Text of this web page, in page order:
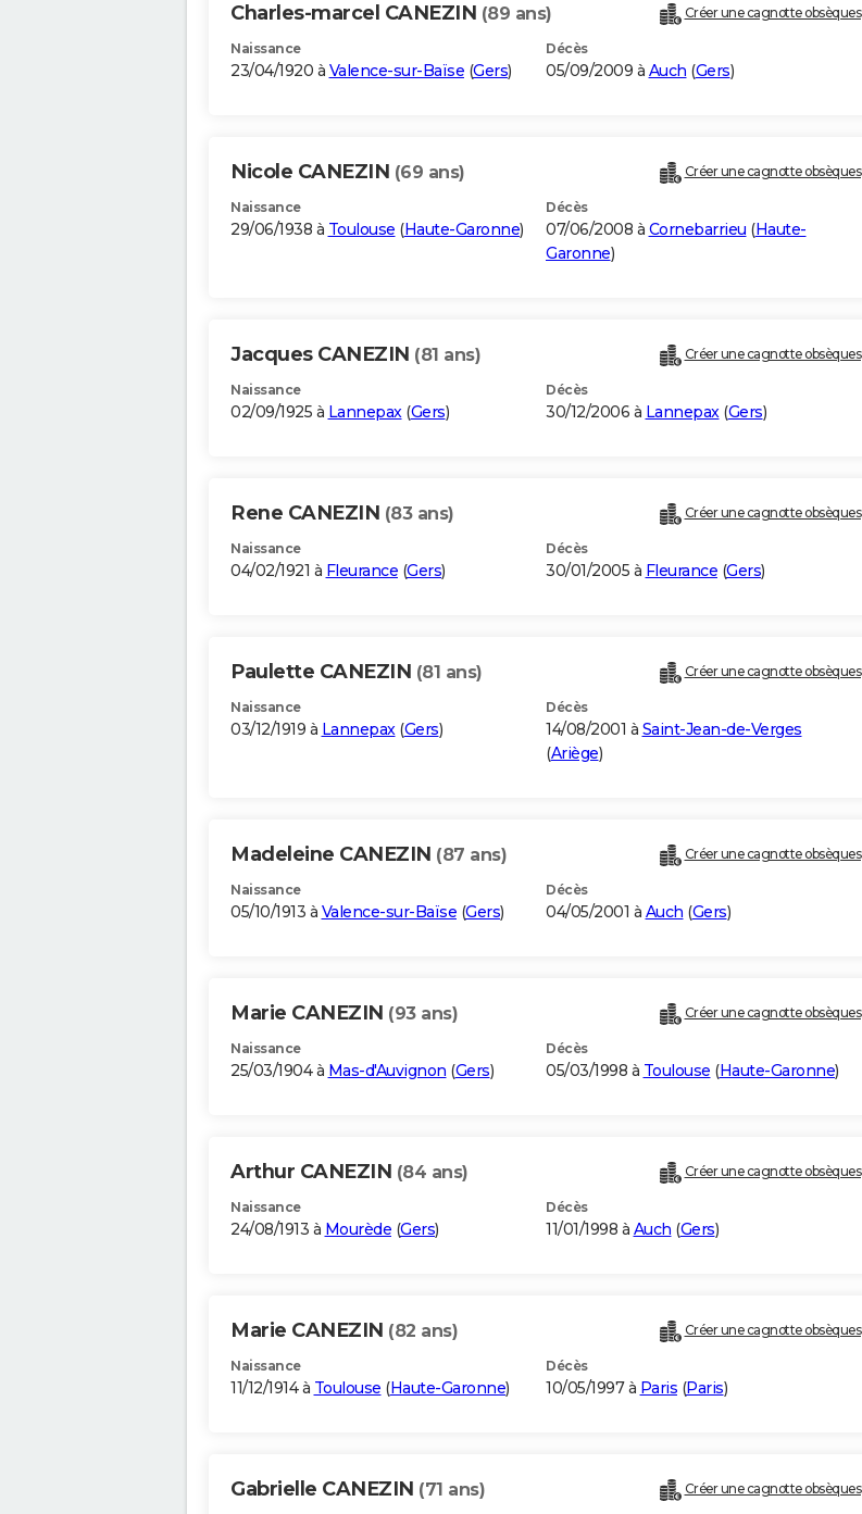
Charles-marcel CANEZIN (89 ans) Créer une cagnotte obsèques
Naissance
23/04/1920 à Valence-sur-Baïse (Gers)
Décès
05/09/2009 à Auch (Gers)
Nicole CANEZIN (69 ans) Créer une cagnotte obsèques
Naissance
29/06/1938 à Toulouse (Haute-Garonne)
Décès
07/06/2008 à Cornebarrieu (Haute-
Garonne)
Jacques CANEZIN (81 ans) Créer une cagnotte obsèques
Naissance
02/09/1925 à Lannepax(Gers)
Décès
30/12/2006 à Lannepax(Gers)
Rene CANEZIN (83 ans) Créer une cagnotte obsèques
Naissance
04/02/1921 à Fleurance (Gers)
Décès
30/01/2005 à Fleurance (Gers)
Paulette CANEZIN (81 ans) Créer une cagnotte obsèques
Naissance
03/12/1919 à Lannepax(Gers)
Décès
14/08/2001 à Saint-Jean-de-Verges
(Ariège)
Madeleine CANEZIN (87 ans) Créer une cagnotte obsèques
Naissance
05/10/1913 à Valence-sur-Baïse (Gers)
Décès
04/05/2001 à Auch (Gers)
Marie CANEZIN (93 ans) Créer une cagnotte obsèques
Naissance
25/03/1904 à Mas-d'Auvignon (Gers)
Décès
05/03/1998 à Toulouse (Haute-Garonne)
Arthur CANEZIN (84 ans) Créer une cagnotte obsèques
Naissance
24/08/1913 à Mourède (Gers)
Décès
11/01/1998 à Auch (Gers)
Marie CANEZIN (82 ans) Créer une cagnotte obsèques
Naissance
11/12/1914 à Toulouse (Haute-Garonne)
Décès
10/05/1997 à Paris (Paris)
Gabrielle CANEZIN (71 ans) Créer une cagnotte obsèques